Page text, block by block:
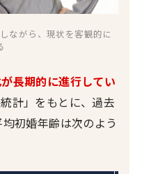
ながら、現状を客観的に
長期的に進行してい
計」をもとに、過去
初婚年齢は次のよう